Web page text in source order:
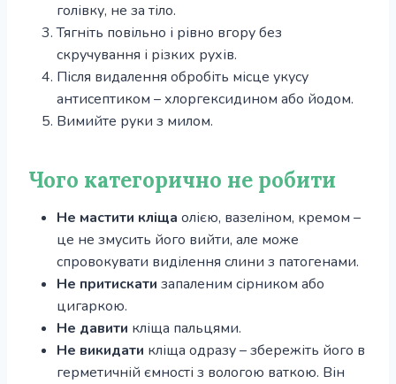
голівку, не за тіло.
Тягніть повільно і рівно вгору без
скручування і різких рухів.
Після видалення обробіть місце укусу
антисептиком – хлоргексидином або йодом.
Вимийте руки з милом.
Чого категорично не робити
Не мастити кліща олією, вазеліном, кремом –
це не змусить його вийти, але може
спровокувати виділення слини з патогенами.
Не притискати запаленим сірником або
цигаркою.
Не давити кліща пальцями.
Не викидати кліща одразу – збережіть його в
герметичній ємності з вологою ваткою. Він